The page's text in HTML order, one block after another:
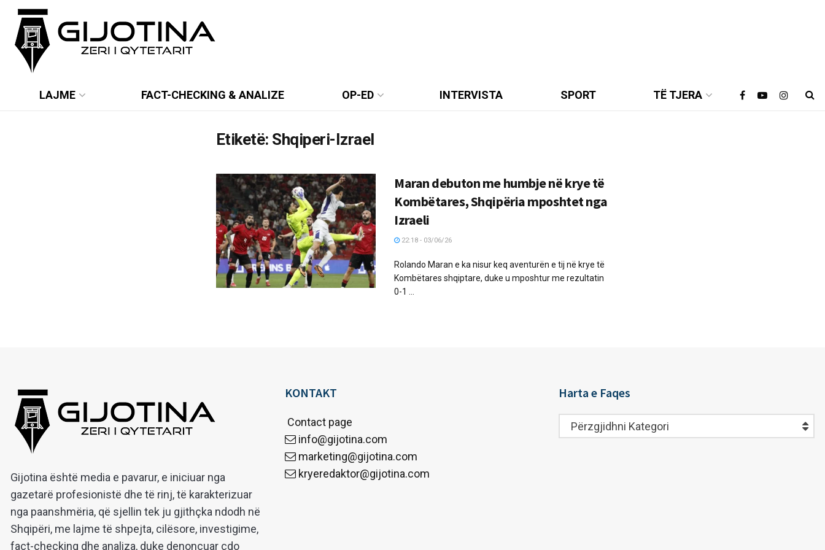
LAJME FACT-CHECKING & ANALIZE OP-ED INTERVISTA SPORT TË TJERA
Etiketë: Shqiperi-Izrael
Maran debuton me humbje në krye të
Kombëtares, Shqipëria mposhtet nga
Izraeli
22:18 - 03/06/26
Rolando Maran e ka nisur keq aventurën e tij në krye të
Kombëtares shqiptare, duke u mposhtur me rezultatin
0-1 ...
Gijotina është media e pavarur, e iniciuar nga
gazetarë profesionistë dhe të rinj, të karakterizuar
nga paanshmëria, që sjellin tek ju gjithçka ndodh në
Shqipëri, me lajme të shpejta, cilësore, investigime,
fact-checking dhe analiza, duke denoncuar çdo
KONTAKT
Contact page
info@gijotina.com
marketing@gijotina.com
kryeredaktor@gijotina.com
Harta e Faqes
Harta
e
Përzgjidhni Kategori